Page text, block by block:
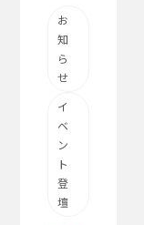
お
知
ら
せ
イ
ベ
ン
ト
登
壇